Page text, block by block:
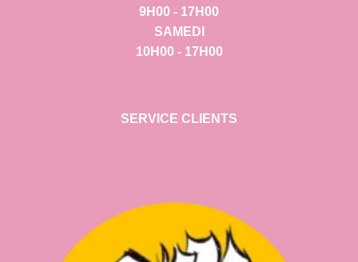
9H00 - 17H00
SAMEDI
10H00 - 17H00
SERVICE CLIENTS